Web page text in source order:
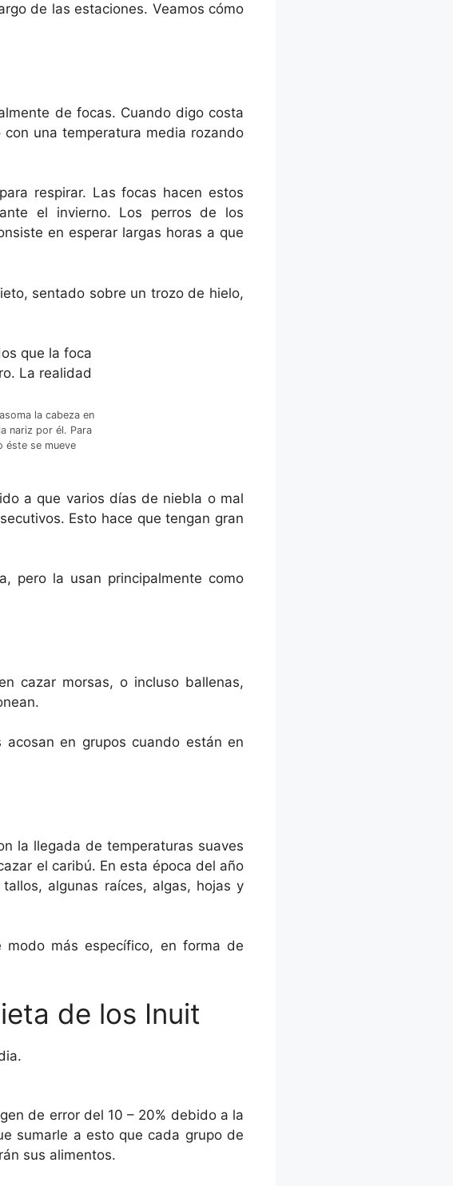
de las estaciones. Veamos cómo
de focas. Cuando digo costa
una temperatura media rozando
respirar. Las focas hacen estos
el invierno. Los perros de los
en esperar largas horas a que
sentado sobre un trozo de hielo,
la cabeza en
nariz por él. Para
éste se mueve
a que varios días de niebla o mal
Esto hace que tengan gran
pero la usan principalmente como
cazar morsas, o incluso ballenas,
en grupos cuando están en
la llegada de temperaturas suaves
el caribú. En esta época del año
algunas raíces, algas, hojas y
más específico, en forma de
de los Inuit
de error del 10 – 20% debido a la
sumarle a esto que cada grupo de
sus alimentos.